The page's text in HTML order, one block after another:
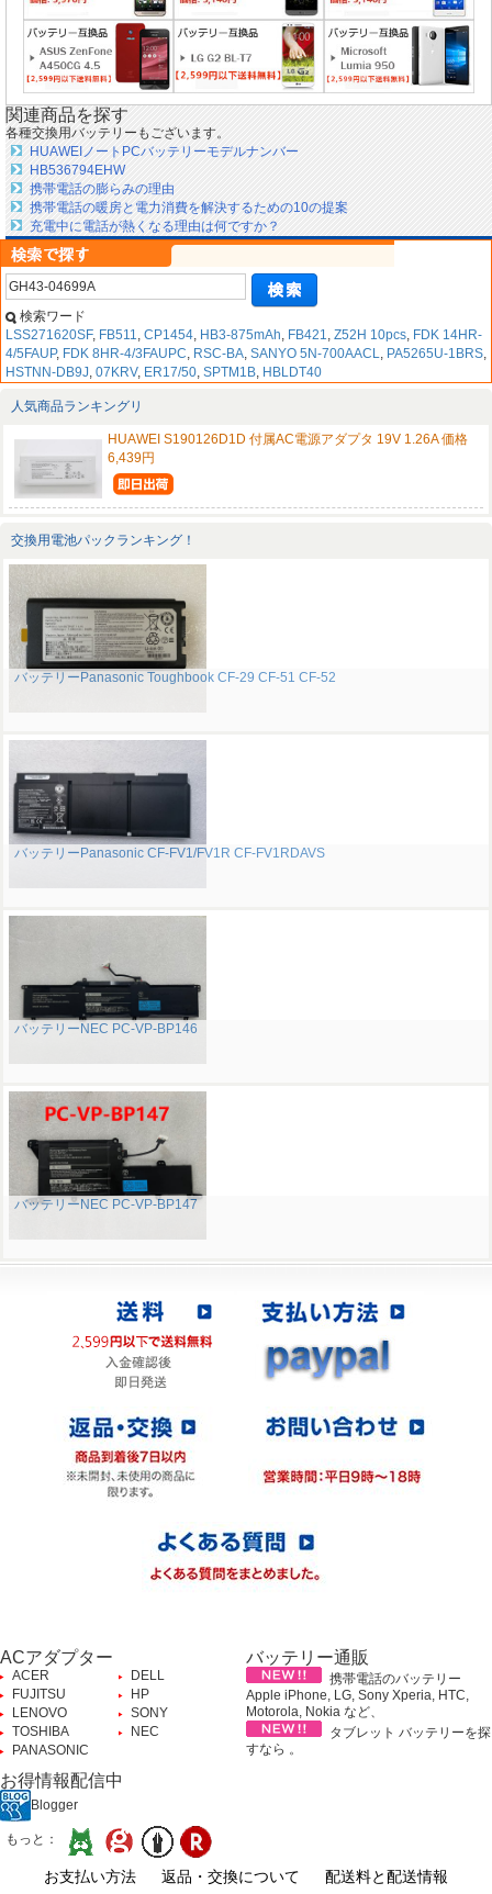
関連商品を探す
各種交換用バッテリーもございます。
HUAWEIノートPCバッテリーモデルナンバー
HB536794EHW
携帯電話の膨らみの理由
携帯電話の暖房と電力消費を解決するための10の提案
充電中に電話が熱くなる理由は何ですか？
検索ワード
LSS271620SF, FB511, CP1454, HB3-875mAh, FB421, Z52H 10pcs, FDK 14HR-
4/5FAUP, FDK 8HR-4/3FAUPC, RSC-BA, SANYO 5N-700AACL, PA5265U-1BRS,
HSTNN-DB9J, 07KRV, ER17/50, SPTM1B, HBLDT40
人気商品ランキングリ
HUAWEI S190126D1D 付属AC電源アダプタ 19V 1.26A 価格
6,439円
交換用電池パックランキング！
バッテリーPanasonic Toughbook CF-29 CF-51 CF-52
バッテリーPanasonic CF-FV1/FV1R CF-FV1RDAVS
バッテリーNEC PC-VP-BP146
バッテリーNEC PC-VP-BP147
ACアダプター
ACER
DELL
FUJITSU
HP
LENOVO
SONY
TOSHIBA
NEC
PANASONIC
バッテリー通販
携帯電話のバッテリー
Apple iPhone, LG, Sony Xperia, HTC,
Motorola, Nokia など、
タブレット バッテリーを探
すなら 。
お得情報配信中
Blogger
もっと：
お支払い方法 返品・交換について 配送料と配送情報